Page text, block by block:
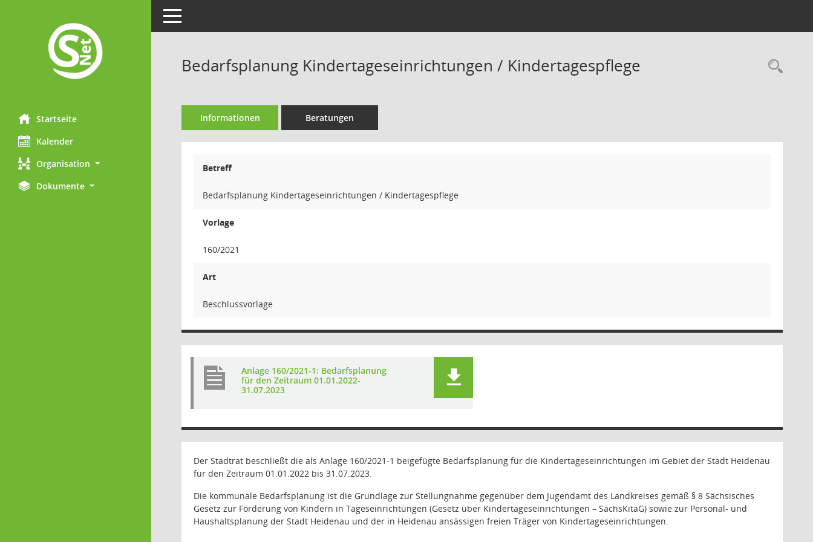
Startseite
Kalender
Organisation
Dokumente
Toggle navigation
Bedarfsplanung Kindertageseinrichtungen / Kindertagespflege
Informationen Beratungen
Betreff
Bedarfsplanung Kindertageseinrichtungen / Kindertagespflege
Vorlage
160/2021
Art
Beschlussvorlage
Anlage 160/2021-1: Bedarfsplanung
für den Zeitraum 01.01.2022-
31.07.2023
Der Stadtrat beschließt die als Anlage 160/2021-1 beigefügte Bedarfsplanung für die Kindertageseinrichtungen im Gebiet der Stadt Heidenau
für den Zeitraum 01.01.2022 bis 31.07.2023.
Die kommunale Bedarfsplanung ist die Grundlage zur Stellungnahme gegenüber dem Jugendamt des Landkreises gemäß § 8 Sächsisches
Gesetz zur Förderung von Kindern in Tageseinrichtungen (Gesetz über Kindertageseinrichtungen – SächsKitaG) sowie zur Personal- und
Haushaltsplanung der Stadt Heidenau und der in Heidenau ansässigen freien Träger von Kindertageseinrichtungen.